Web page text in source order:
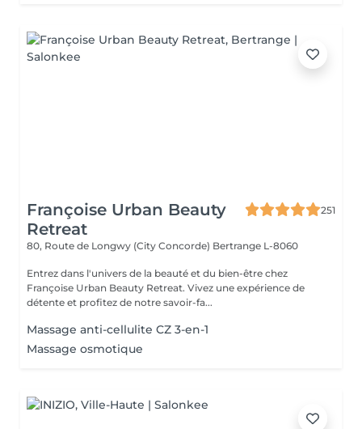
Françoise Urban Beauty
Retreat
251
80, Route de Longwy (City Concorde) Bertrange L-8060
Entrez dans l'univers de la beauté et du bien-être chez
Françoise Urban Beauty Retreat. Vivez une expérience de
détente et profitez de notre savoir-fa...
Massage anti-cellulite CZ 3-en-1
Massage osmotique